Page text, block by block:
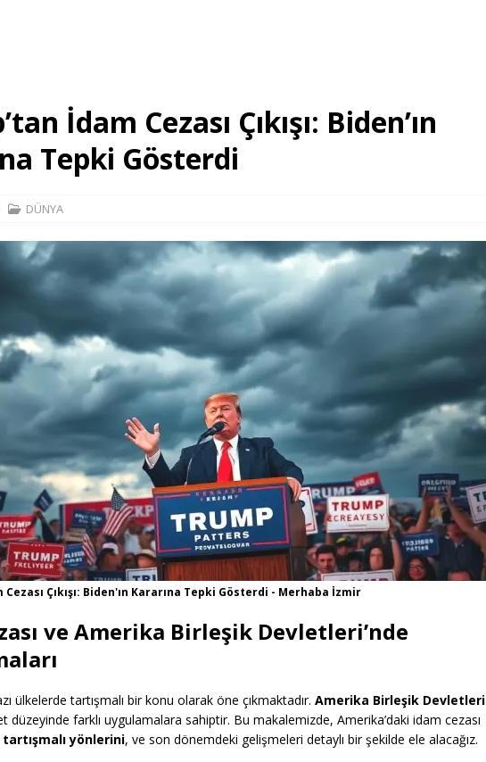
İdam Cezası Çıkışı: Biden’ın
Tepki Gösterdi
DÜNYA
Çıkışı: Biden'ın Kararına Tepki Gösterdi - Merhaba İzmir
ve Amerika Birleşik Devletleri’nde
ülkelerde tartışmalı bir konu olarak öne çıkmaktadır. Amerika Birleşik Devletleri
düzeyinde farklı uygulamalara sahiptir. Bu makalemizde, Amerika’daki idam cezası
tartışmalı yönlerini, ve son dönemdeki gelişmeleri detaylı bir şekilde ele alacağız.